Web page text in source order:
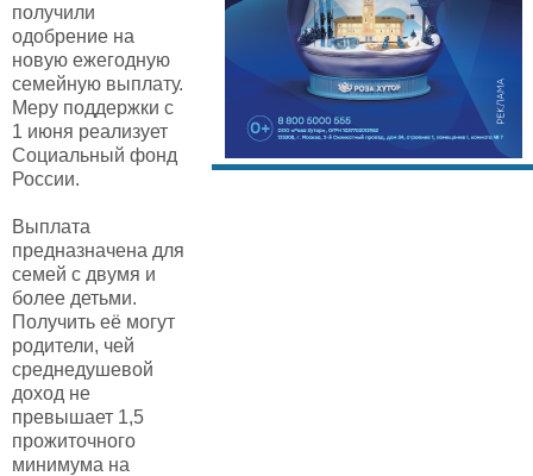
получили
одобрение на
новую ежегодную
семейную выплату.
Меру поддержки с
1 июня реализует
Социальный фонд
России.
Выплата
предназначена для
семей с двумя и
более детьми.
Получить её могут
родители, чей
среднедушевой
доход не
превышает 1,5
прожиточного
минимума на